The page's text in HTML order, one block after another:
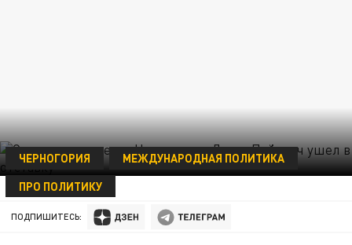
ЧЕРНОГОРИЯ
МЕЖДУНАРОДНАЯ ПОЛИТИКА
ПРО ПОЛИТИКУ
17 ОКТЯБРЯ 00:43
ПОДПИШИТЕСЬ: